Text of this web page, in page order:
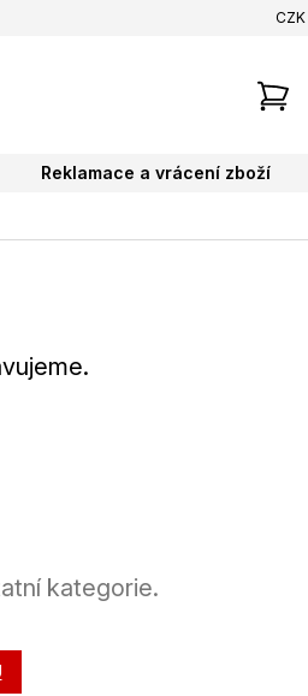
CZK
Reklamace a vrácení zboží
kategorie.